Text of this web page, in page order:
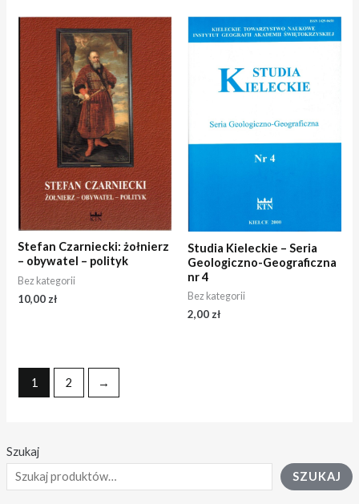
Szukaj
SZUKAJ
Stefan Czarniecki: żołnierz
– obywatel – polityk
Bez kategorii
10,00 zł
Studia Kieleckie – Seria
Geologiczno-Geograficzna
nr 4
Bez kategorii
2,00 zł
1 2 →